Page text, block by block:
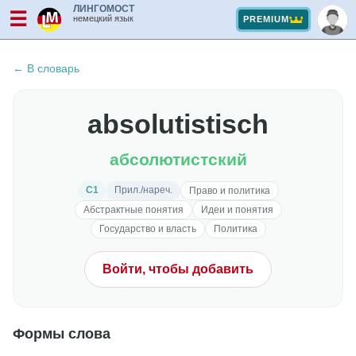
☰ ЛИНГОМОСТ
немецкий язык PREMIUM
← В словарь
absolutistisch
абсолютистский
C1 Прил./нареч.
Право и политика
Абстрактные понятия
Идеи и понятия
Государство и власть
Политика
Войти, чтобы добавить
Формы слова